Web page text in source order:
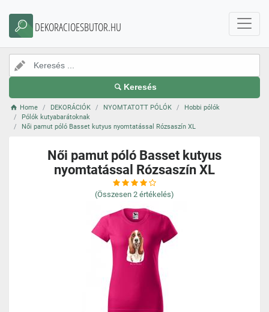
DEKORACIOESBUTOR.HU
Keresés
Home DEKORÁCIÓK NYOMTATOTT PÓLÓK
Hobbi pólók
Pólók kutyabarátoknak
Női pamut póló Basset kutyus nyomtatással Rózsaszín XL
Női pamut póló Basset kutyus
nyomtatással Rózsaszín XL
(Összesen 2 értékelés)